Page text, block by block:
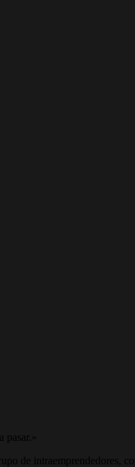
pasar.»
de intraemprendedores,